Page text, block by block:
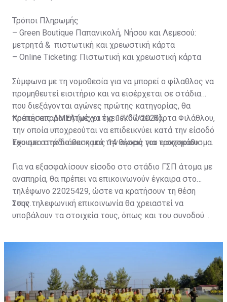
Τρόποι Πληρωμής
– Green Boutique Παπανικολή, Νήσου και Λεμεσού:
μετρητά & πιστωτική και χρεωστική κάρτα
– Online Ticketing: Πιστωτική και χρεωστική κάρτα
Σύμφωνα με τη νομοθεσία για να μπορεί ο φίλαθλος να
προμηθευτεί εισιτήριο και να εισέρχεται σε στάδια
που διεξάγονται αγώνες πρώτης κατηγορίας, θα
πρέπει απαραιτήτως να έχει εκδώσει Κάρτα Φιλάθλου,
την οποία υποχρεούται να επιδεικνύει κατά την είσοδό
του στο στάδιο και κατά την αγορά του εισιτηρίου.
Κρατήσεις ΑΜΕΑ (μέχρι τις 17/07/2023)
Έχουμε στην διάθεση μας 14 θέσεις για τροχοκάθισμα.
Για να εξασφαλίσουν είσοδο στο στάδιο ΓΣΠ άτομα με
αναπηρία, θα πρέπει να επικοινωνούν έγκαιρα στο
τηλέφωνο 22025429, ώστε να κρατήσουν τη θέση
τους.
Στην τηλεφωνική επικοινωνία θα χρειαστεί να
υποβάλουν τα στοιχεία τους, όπως και του συνοδού
ονοματεπώνυμο, αριθμός πινακίδας αυτοκινήτου,